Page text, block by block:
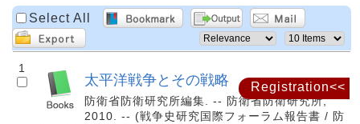
Registration<<
Select All
1
太平洋戦争とその戦略
防衛省防衛研究所編集. -- 防衛省防衛研究所,
2010. -- (戦争史研究国際フォーラム報告書 / 防